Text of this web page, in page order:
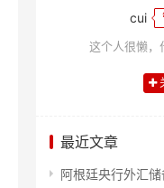
cui
这个人很懒，
最近文章
阿根廷央行外汇